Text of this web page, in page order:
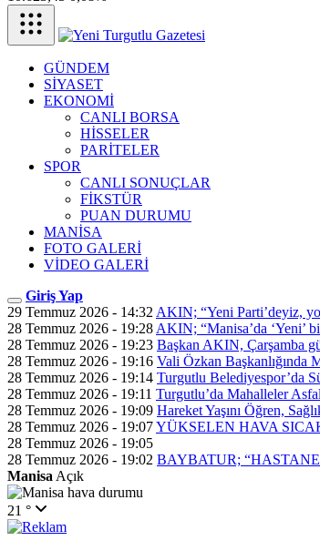
GÜNDEM
SİYASET
EKONOMİ
CANLI BORSA
HİSSELER
PARİTELER
SPOR
CANLI SONUÇLAR
FİKSTÜR
PUAN DURUMU
MANİSA
FOTO GALERİ
VİDEO GALERİ
Giriş Yap
29 Temmuz 2026 - 14:32 AKIN; “Yeni Parti’deyiz,
28 Temmuz 2026 - 19:28 AKIN; “Manisa’da ‘Yeni’
28 Temmuz 2026 - 19:23 Başkan AKIN, Çarşamba
28 Temmuz 2026 - 19:16 Vali Özkan Başkanlığında
28 Temmuz 2026 - 19:14 Turgutlu Belediyespor’da
28 Temmuz 2026 - 19:11 Turgutlu’da Mahalleler
28 Temmuz 2026 - 19:09 Hareket Yaşını Öğren,
28 Temmuz 2026 - 19:07YÜKSELEN HAVA
28 Temmuz 2026 - 19:05
28 Temmuz 2026 - 19:02 BAYBATUR;
Manisa Açık
21 °